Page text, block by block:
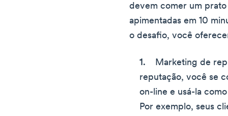
devem comer um prato
apimentadas em 10
o desafio, você
Marketing de
reputação, você se
on-line e usá-la
Por exemplo, seus